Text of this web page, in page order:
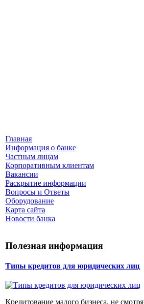
Главная
Информация о банке
Частным лицам
Корпоративным клиентам
Вакансии
Раскрытие информации
Вопросы и Ответы
Оборудование
Карта сайта
Новости банка
Полезная информация
Типы кредитов для юридических лиц
Кредитование малого бизнеса, не смотря